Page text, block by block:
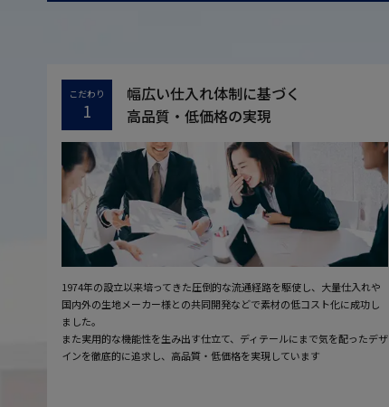
こだわり
1
幅広い仕入れ体制に基づく
高品質・低価格の実現
1974年の設立以来培ってきた圧倒的な流通経路を駆使し、大量仕入れや
国内外の生地メーカー様との共同開発などで素材の低コスト化に成功し
ました。
また実用的な機能性を生み出す仕立て、ディテールにまで気を配ったデザ
インを徹底的に追求し、高品質・低価格を実現しています